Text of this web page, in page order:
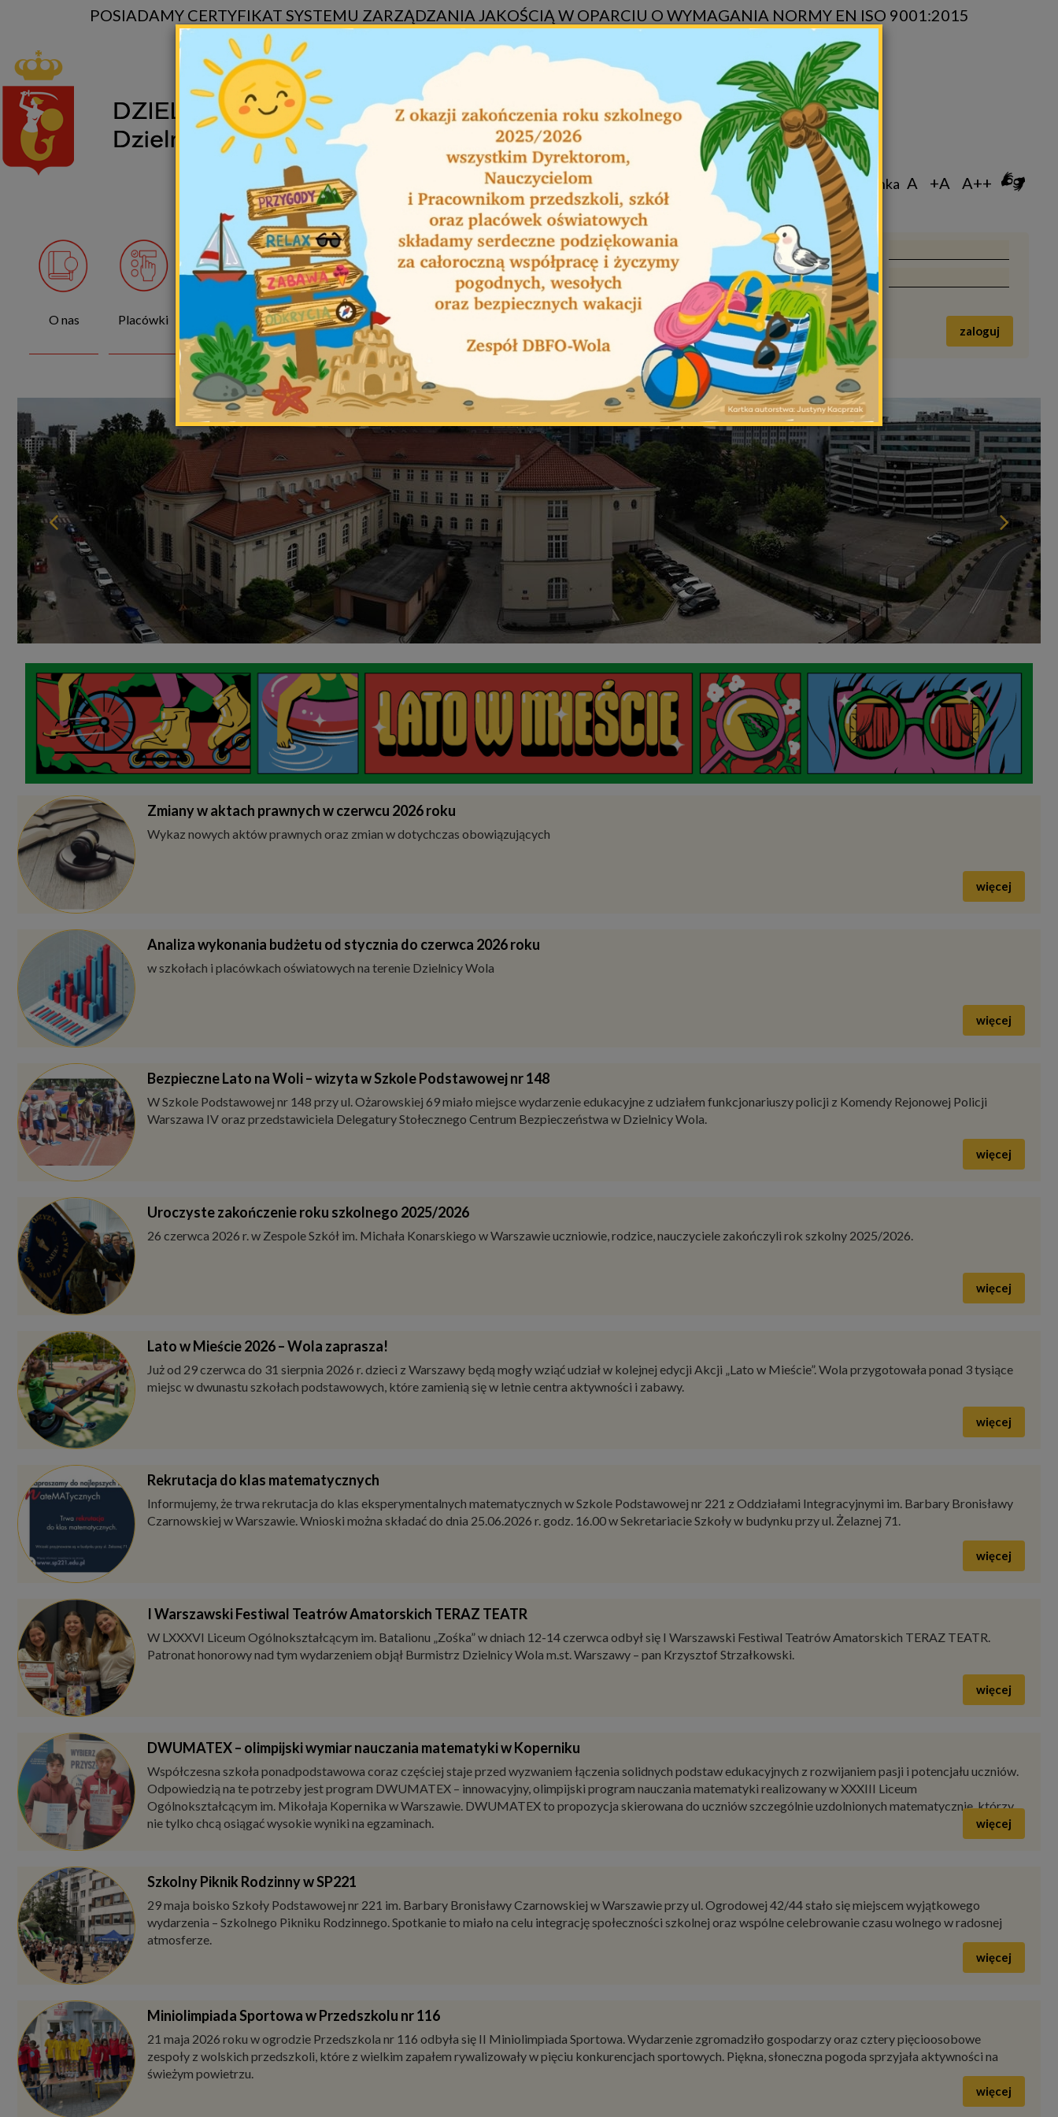
POSIADAMY CERTYFIKAT SYSTEMU ZARZĄDZANIA JAKOŚCIĄ W OPARCIU O WYMAGANIA NORMY EN ISO 9001:2015
Czcionka A +A A++
O nas Placówki
Dla
placówek
RODO Wsparcie IT
szukaj
szukaj
login
hasło
zaloguj
Zmiany w aktach prawnych w czerwcu 2026 roku
Wykaz nowych aktów prawnych oraz zmian w dotychczas obowiązujących
więcej
Analiza wykonania budżetu od stycznia do czerwca 2026 roku
w szkołach i placówkach oświatowych na terenie Dzielnicy Wola
więcej
Bezpieczne Lato na Woli – wizyta w Szkole Podstawowej nr 148
W Szkole Podstawowej nr 148 przy ul. Ożarowskiej 69 miało miejsce wydarzenie edukacyjne z udziałem funkcjonariuszy policji z Komendy Rejonowej Policji
Warszawa IV oraz przedstawiciela Delegatury Stołecznego Centrum Bezpieczeństwa w Dzielnicy Wola.
więcej
Uroczyste zakończenie roku szkolnego 2025/2026
26 czerwca 2026 r. w Zespole Szkół im. Michała Konarskiego w Warszawie uczniowie, rodzice, nauczyciele zakończyli rok szkolny 2025/2026.
więcej
Lato w Mieście 2026 – Wola zaprasza!
Już od 29 czerwca do 31 sierpnia 2026 r. dzieci z Warszawy będą mogły wziąć udział w kolejnej edycji Akcji „Lato w Mieście”. Wola przygotowała ponad 3 tysiące
miejsc w dwunastu szkołach podstawowych, które zamienią się w letnie centra aktywności i zabawy.
więcej
Rekrutacja do klas matematycznych
Informujemy, że trwa rekrutacja do klas eksperymentalnych matematycznych w Szkole Podstawowej nr 221 z Oddziałami Integracyjnymi im. Barbary Bronisławy
Czarnowskiej w Warszawie. Wnioski można składać do dnia 25.06.2026 r. godz. 16.00 w Sekretariacie Szkoły w budynku przy ul. Żelaznej 71.
więcej
I Warszawski Festiwal Teatrów Amatorskich TERAZ TEATR
W LXXXVI Liceum Ogólnokształcącym im. Batalionu „Zośka” w dniach 12-14 czerwca odbył się I Warszawski Festiwal Teatrów Amatorskich TERAZ TEATR.
Patronat honorowy nad tym wydarzeniem objął Burmistrz Dzielnicy Wola m.st. Warszawy – pan Krzysztof Strzałkowski.
więcej
DWUMATEX – olimpijski wymiar nauczania matematyki w Koperniku
Współczesna szkoła ponadpodstawowa coraz częściej staje przed wyzwaniem łączenia solidnych podstaw edukacyjnych z rozwijaniem pasji i potencjału uczniów.
Odpowiedzią na te potrzeby jest program DWUMATEX – innowacyjny, olimpijski program nauczania matematyki realizowany w XXXIII Liceum
Ogólnokształcącym im. Mikołaja Kopernika w Warszawie. DWUMATEX to propozycja skierowana do uczniów szczególnie uzdolnionych matematycznie, którzy
nie tylko chcą osiągać wysokie wyniki na egzaminach.
więcej
Szkolny Piknik Rodzinny w SP221
29 maja boisko Szkoły Podstawowej nr 221 im. Barbary Bronisławy Czarnowskiej w Warszawie przy ul. Ogrodowej 42/44 stało się miejscem wyjątkowego
wydarzenia – Szkolnego Pikniku Rodzinnego. Spotkanie to miało na celu integrację społeczności szkolnej oraz wspólne celebrowanie czasu wolnego w radosnej
atmosferze.
więcej
Miniolimpiada Sportowa w Przedszkolu nr 116
21 maja 2026 roku w ogrodzie Przedszkola nr 116 odbyła się II Miniolimpiada Sportowa. Wydarzenie zgromadziło gospodarzy oraz cztery pięcioosobowe
zespoły z wolskich przedszkoli, które z wielkim zapałem rywalizowały w pięciu konkurencjach sportowych. Piękna, słoneczna pogoda sprzyjała aktywności na
świeżym powietrzu.
więcej